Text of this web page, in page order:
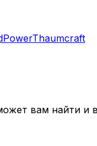
Thaumcraft
вам найти и